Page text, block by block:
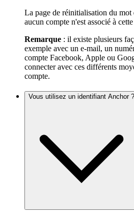
La page de réinitialisation du mot
aucun compte n'est associé à
Remarque : il existe plusieurs
exemple avec un e-mail, un
compte Facebook, Apple ou
connecter avec ces différents
compte.
Vous utilisez un identifiant Anchor ?